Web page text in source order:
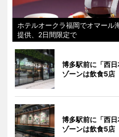
ホテルオークラ福岡でオマール
提供、2日間限定で
博多駅前に「西
ゾーンは飲食5店
博多駅前に「西
ゾーンは飲食5店